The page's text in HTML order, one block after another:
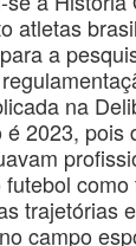
atletas
a
na
2023, pois
trajetórias
campo